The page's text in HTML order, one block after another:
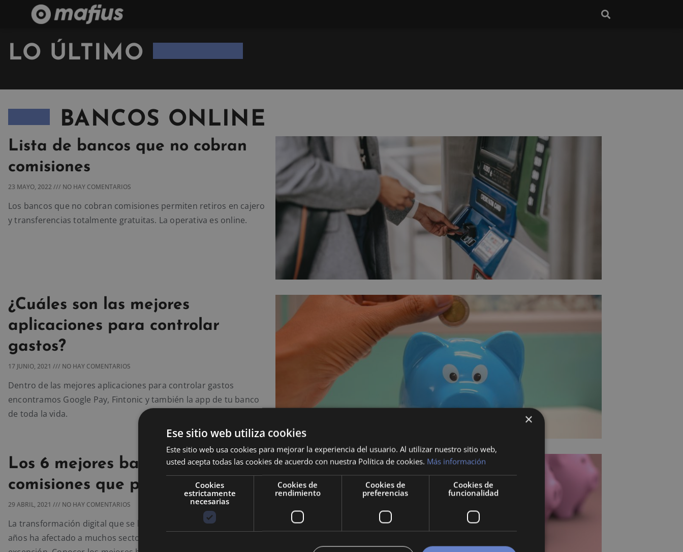
LO ÚLTIMO
BANCOS ONLINE
Lista de bancos que no cobran
comisiones
23 MAYO, 2022 NO HAY COMENTARIOS
Los bancos que no cobran comisiones permiten retiros en cajero
y transferencias totalmente gratuitas. La operativa es online.
¿Cuáles son las mejores
aplicaciones para controlar
gastos?
17 JUNIO, 2021 NO HAY COMENTARIOS
Dentro de las mejores aplicaciones para controlar gastos
encontramos Google Pay, Fintonic y también la app de tu banco
de toda la vida.
Los 6 mejores bancos online sin
comisiones que puedes utilizar
29 ABRIL, 2021 NO HAY COMENTARIOS
La transformación digital que se ha agudizado en los últimos
años ha afectado a muchos sectores y el financiero no es la
×
Ese sitio web utiliza cookies
Este sitio web usa cookies para mejorar la experiencia del usuario. Al utilizar nuestro sitio web,
usted acepta todas las cookies de acuerdo con nuestra Política de cookies. Más información
Cookies
estrictamente
necesarias
Cookies de
rendimiento
Cookies de
preferencias
Cookies de
funcionalidad